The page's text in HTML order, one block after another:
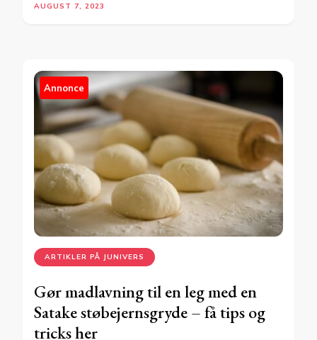
AUGUST 7, 2023
Annonce
ARTIKLER PÅ JUNIVERS
Gør madlavning til en leg med en
Satake støbejernsgryde – få tips og
tricks her